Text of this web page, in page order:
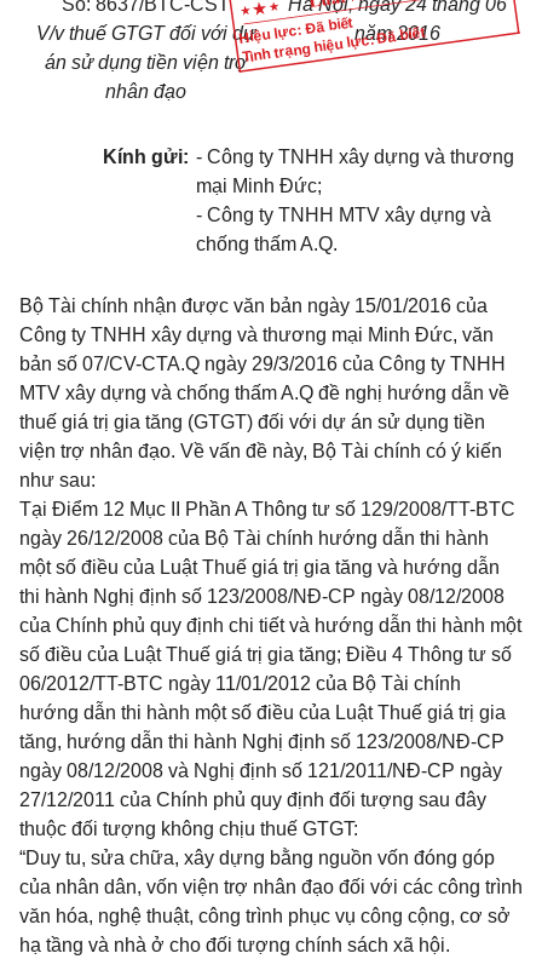
Hiệu lực: Đã biết
Tình trạng hiệu lực: Đã biết
Số: 8637/BTC-CST
V/vthuế GTGT đối với dự
án sử dụng tiền viện trợ
nhân đạo
Hà Nội, ngày24tháng 06
năm 2016
Kính gửi: - Công ty TNHH xây dựng và thương
mại Minh Đức;
- Công ty TNHH MTV xây dựng và
chống thấm A.Q.
Bộ Tài chính nhận được văn bản ngày 15/01/2016 của
Công ty TN HH xây dựng và thương mại Minh Đức, văn
bản số 07/CV-CTA.Q ngày 29/3/2016 của Công ty TNHH
MTV xây dựng và chống thấm A.Q đề nghị hướng dẫn về
thuế giá trị gia tăng (GTGT) đối với dự án sử dụng tiền
viện trợ nhân đạo. Về vấn đề này, Bộ Tài chính có ý kiến
như sau:
Tại Điểm 12 Mục II Phần A Thông tư số 129/2008/TT-BTC
ngày 26/12/2008 của Bộ Tài chính hướng dẫn thi hành
một số điều của Luật Thuế giá trị gia tăng và hướng dẫn
thi hành Nghị định số 123/2008/NĐ-CP ngày 08/12/2008
của Chính phủ quy định chi tiết và hướng dẫn thi hành một
số điều của Luật Thuế giá trị gia tăng; Điều 4 Thông tư số
06/2012/TT-BTC ngày 11/01/2012 của Bộ Tài chính
hướng dẫn thi hành một số điều của Luật Thuế giá trị gia
tăng, hướng dẫn thi hành Nghị định số 123/2008/NĐ-CP
ngày 08/12/2008 và Nghị định số 121/2011/NĐ-CP ngày
27/12/2011 của Chính phủ quy định đối tượng sau đây
thuộc đối tượng không chịu thuế GTGT:
“Duy tu, sửa chữa, xây dựng bằng nguồn vốn đóng góp
của nhân dân, vốn viện trợ nhân đạo đối với các công trình
văn hóa, nghệ thuật, công trình phục vụ công cộng, cơ sở
hạ tầng và nhà ở cho đối tượng chính sách xã hội.